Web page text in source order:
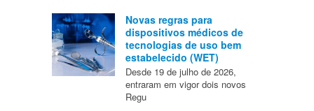
Novas regras para
dispositivos médicos de
tecnologias de uso bem
estabelecido (WET)
Desde 19 de julho de 2026,
entraram em vigor dois novos
Regu